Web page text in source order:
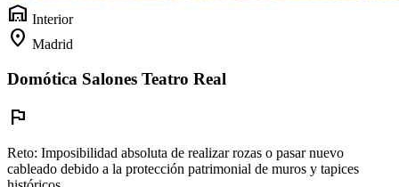
warehouse Interior
location_on Madrid
Domótica Salones Teatro Real
flag
Reto: Imposibilidad absoluta de realizar rozas o pasar nuevo
cableado debido a la protección patrimonial de muros y tapices